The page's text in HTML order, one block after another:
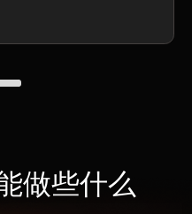
做些什么